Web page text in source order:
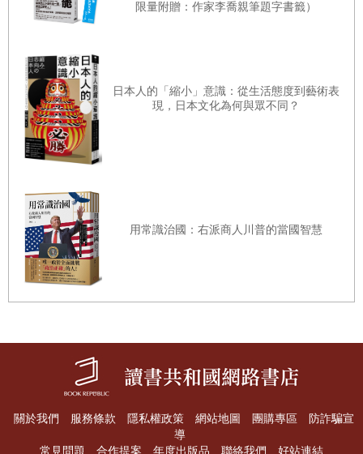
限量附贈：作家李喬親筆題字書籤）
日本人的「縮小」意識：從生活態度到藝術表
現，日本文化為何與眾不同？
用常識治國：右派商人川普的當國智慧
關於我們 服務條款 隱私權政策 網站地圖 團購專區
防詐騙宣
導
常見問題
合作提案 年度出版品 聯絡我們 好站連結